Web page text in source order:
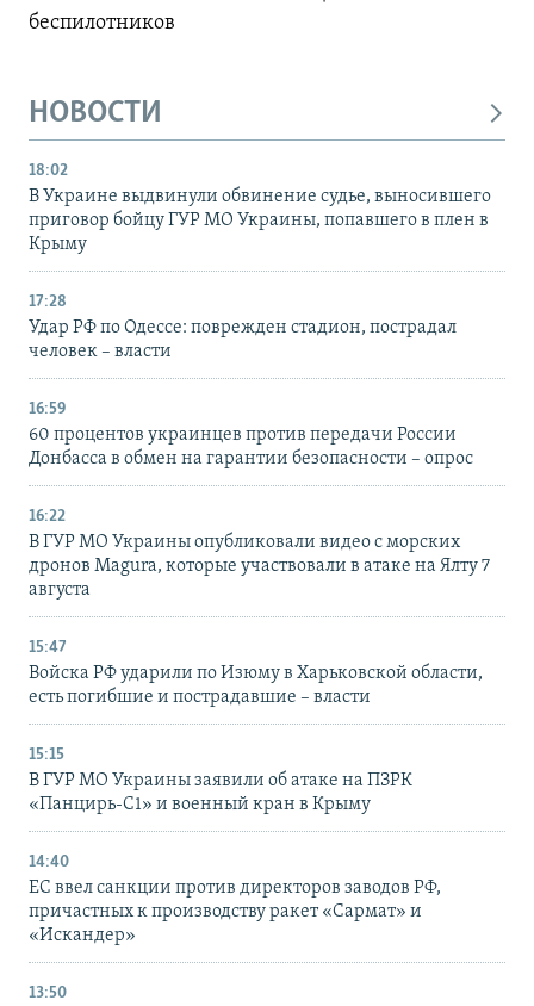
беспилотников
НОВОСТИ
18:02
В Украине выдвинули обвинение судье, выносившего
приговор бойцу ГУР МО Украины, попавшего в плен в
Крыму
17:28
Удар РФ по Одессе: поврежден стадион, пострадал
человек – власти
16:59
60 процентов украинцев против передачи России
Донбасса в обмен на гарантии безопасности – опрос
16:22
В ГУР МО Украины опубликовали видео с морских
дронов Magura, которые участвовали в атаке на Ялту 7
августа
15:47
Войска РФ ударили по Изюму в Харьковской области,
есть погибшие и пострадавшие – власти
15:15
В ГУР МО Украины заявили об атаке на ПЗРК
«Панцирь-С1» и военный кран в Крыму
14:40
ЕС ввел санкции против директоров заводов РФ,
причастных к производству ракет «Сармат» и
«Искандер»
13:50